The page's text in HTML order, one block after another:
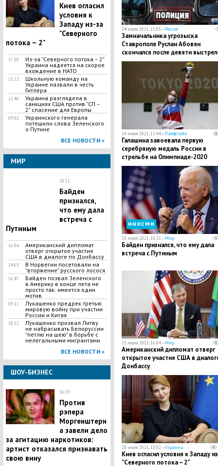
Киев огласил
условия к
Западу из-за
"Северного
потока – 2"
17:30
Из-за "Северного потока – 2"
Украина надеется на скорое
вхождение в НАТО
15:22
Школьную команду на
Украине назвали в честь
Гитлера
11:40
Украина разглядела в
санкциях США против "СП –
2" спасение для Европы
09:02
Украинского генерала
потешили слова Зеленского
о Путине
ВСЕ НОВОСТИ »
МИР
18:11
Байден
признался,
что ему дала
встреча с
Путиным
16:04
Американский дипломат
отверг открытое участие
США в диалоге по Донбассу
14:03
В Норвегии посетовали на
"вторжение" русского лосося
16:47
Байден позвал Зеленского
в Америку в конце лета не
просто так: имеется один
мотив
09:11
Лукашенко предрек третью
мировую войну при участии
России и Китая
18:22
Лукашенко призвал Литву
не набрасывать Белоруссии
"петлю на шею" в борьбе с
нелегальными мигрантами
ВСЕ НОВОСТИ »
ШОУ-БИЗНЕС
16:19
Против
рэпера
Моргенштерн
а завели дело
за агитацию наркотиков:
артист отказался признавать
свою вину
24 июля 2021, 15:05 —Россия
Замначальника угрозыска
Ставрополя Руслан Абовян
скончался после девяти
на парковке
24 июля 2021, 11:44 —Лайфстайл
Галашина завоевала первую
серебряную медаль России в
стрельбе на Олимпиаде-2020
иносми
23 июля 2021, 18:11 —Мир
Байден признался, что ему дала
встреча с Путиным
23 июля 2021, 16:04 —Мир
Американский дипломат отверг
открытое участие США в
Донбассу
23 июля 2021, 13:02 —Украина
Киев огласил условия к Западу
"Северного потока – 2"